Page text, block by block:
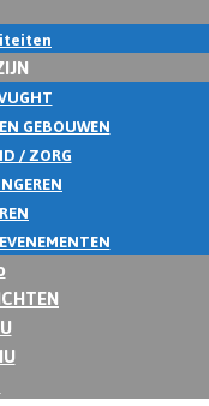
GEBOUWEN
/ ZORG